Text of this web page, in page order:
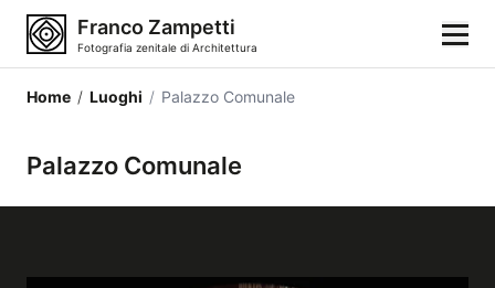
Franco Zampetti
Fotografia zenitale di Architettura
Home / Luoghi / Palazzo Comunale
Palazzo Comunale